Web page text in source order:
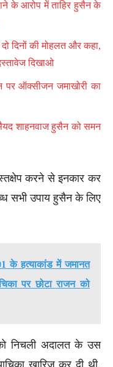
के आरोप में ताहिर हुसैन के
दिनों की मोहलत और कहा,
दिखाओ
पर ऑक्सीजन जमाखोरी का
सैयद शाहनवाज हुसैन को समन
करने से इनकार कर
सभी उपाय हुसैन के लिए
के हत्याकांड में जमानत
पर छोटा राजन को
निचली अदालत के उस
खारिज कर दी थी,